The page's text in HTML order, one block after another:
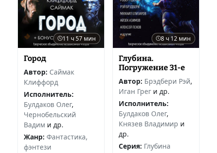
11 ч 57 мин
Город
Автор: Саймак
Клиффорд
Исполнитель:
Булдаков Олег,
Чернобельский
Вадим и др.
Жанр: Фантастика,
фэнтези
8 ч 12 мин
Глубина.
Погружение 31-е
Автор: Брэдбери Рэй,
Иган Грег и др.
Исполнитель:
Булдаков Олег,
Князев Владимир и
др.
Серия: Глубина